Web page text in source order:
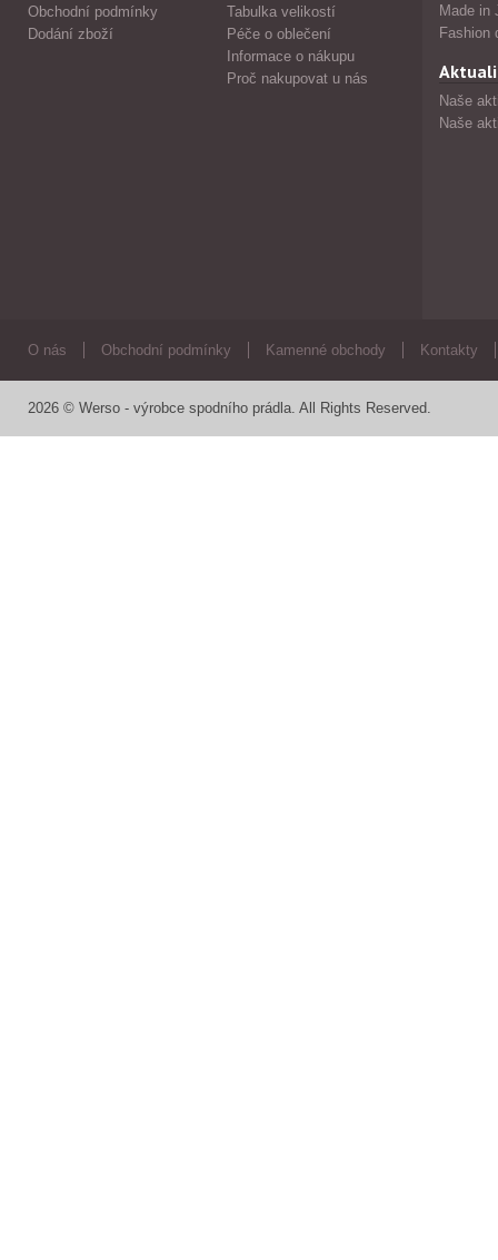
Obchodní podmínky
Dodání zboží
Tabulka velikostí
Péče o oblečení
Informace o nákupu
Proč nakupovat u nás
Made in
Fashion
Naše
Naše
O nás Obchodní podmínky Kamenné obchody Kontakty
2026 © Werso - výrobce spodního prádla. All Rights Reserved.